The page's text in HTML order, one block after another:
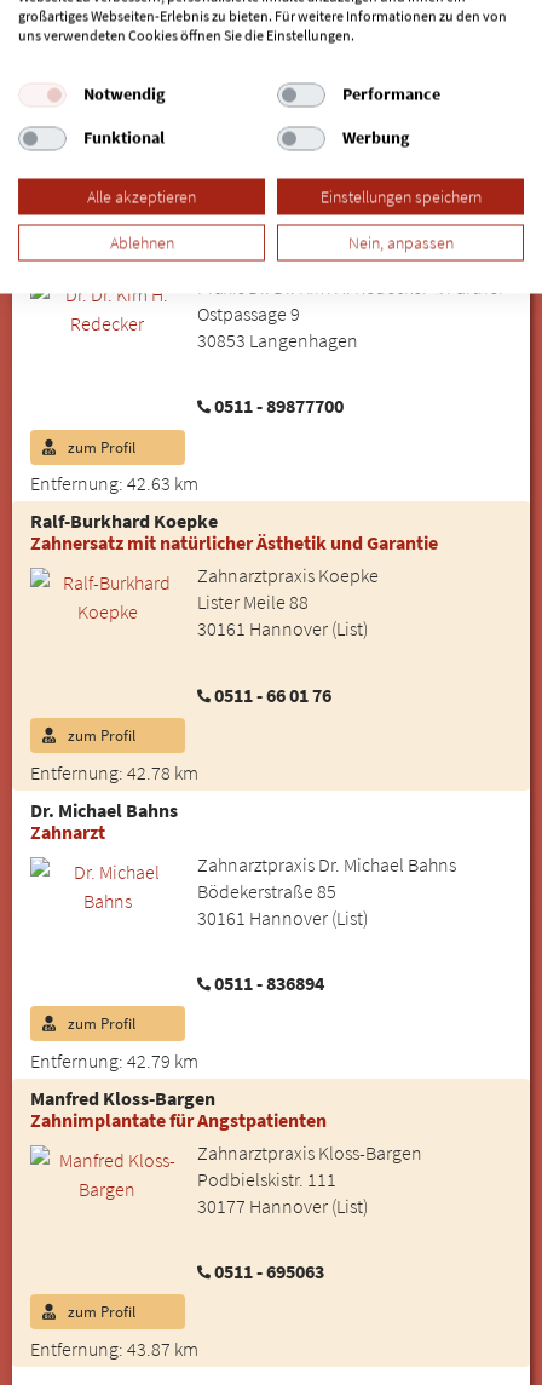
Theaterstraße 3
Entfernung: 42.29 km
Dr. Dr. Kim H. Redecker
Zahnarzt
Praxis Dr. Dr. Kim H. Redecker & Partner
Ostpassage 9
30853 Langenhagen
0511 - 89877700
Entfernung: 42.63 km
zum Profil
Ralf-Burkhard Koepke
Zahnersatz mit natürlicher Ästhetik und Garantie
Zahnarztpraxis Koepke
Lister Meile 88
30161 Hannover (List)
0511 - 66 01 76
Entfernung: 42.78 km
zum Profil
Dr. Michael Bahns
Zahnarzt
Zahnarztpraxis Dr. Michael Bahns
Bödekerstraße 85
30161 Hannover (List)
0511 - 836894
Entfernung: 42.79 km
zum Profil
Manfred Kloss-Bargen
Zahnimplantate für Angstpatienten
Zahnarztpraxis Kloss-Bargen
Podbielskistr. 111
30177 Hannover (List)
0511 - 695063
Entfernung: 43.87 km
zum Profil
großartiges Webseiten-Erlebnis zu bieten. Für weitere Informationen zu den von
uns verwendeten Cookies öffnen Sie die Einstellungen.
Notwendig
Performance
Funktional
Werbung
Alle akzeptieren Einstellungen speichern
Ablehnen Nein, anpassen